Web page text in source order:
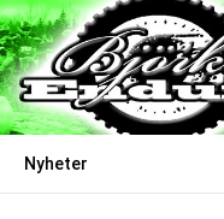
Nyheter